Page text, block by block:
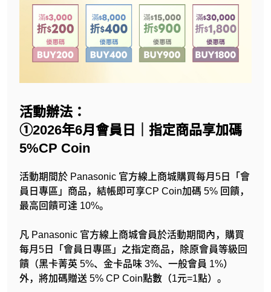
活動辦法：
①2026年6月會員日｜指定商品享加碼
5%CP Coin
活動期間於 Panasonic 官方線上商城購買每月5日「會
員日專區」商品，結帳即可享CP Coin加碼 5% 回饋，
最高回饋可達 10%。
凡 Panasonic 官方線上商城會員於活動期間內，購買
每月5日「會員日專區」之指定商品，除原會員等級回
饋（黑卡菁英 5%、金卡品味 3%、一般會員 1%）
外，將加碼贈送 5% CP Coin點數（1元=1點）。